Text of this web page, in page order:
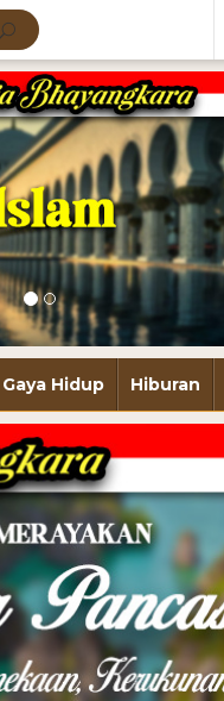
Gaya Hidup Hiburan